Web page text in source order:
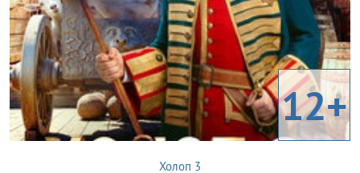
12+
Холоп 3